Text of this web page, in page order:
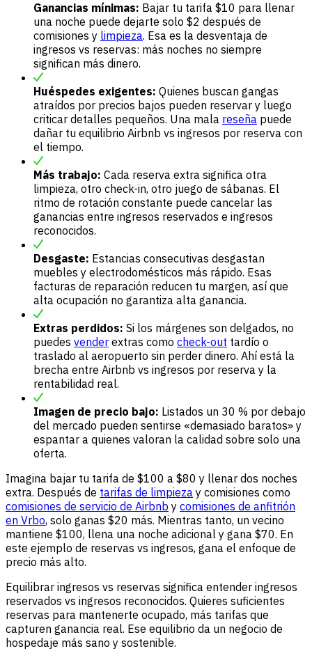
Ganancias mínimas: Bajar tu tarifa $10 para llenar
una noche puede dejarte solo $2 después de
comisiones y limpieza. Esa es la desventaja de
ingresos vs reservas: más noches no siempre
significan más dinero.
Huéspedes exigentes: Quienes buscan gangas
atraídos por precios bajos pueden reservar y luego
criticar detalles pequeños. Una mala reseña puede
dañar tu equilibrio Airbnb vs ingresos por reserva con
el tiempo.
Más trabajo: Cada reserva extra significa otra
limpieza, otro check-in, otro juego de sábanas. El
ritmo de rotación constante puede cancelar las
ganancias entre ingresos reservados e ingresos
reconocidos.
Desgaste: Estancias consecutivas desgastan
muebles y electrodomésticos más rápido. Esas
facturas de reparación reducen tu margen, así que
alta ocupación no garantiza alta ganancia.
Extras perdidos: Si los márgenes son delgados, no
puedes vender extras como check-out tardío o
traslado al aeropuerto sin perder dinero. Ahí está la
brecha entre Airbnb vs ingresos por reserva y la
rentabilidad real.
Imagen de precio bajo: Listados un 30 % por debajo
del mercado pueden sentirse «demasiado baratos» y
espantar a quienes valoran la calidad sobre solo una
oferta.
Imagina bajar tu tarifa de $100 a $80 y llenar dos noches
extra. Después de tarifas de limpieza y comisiones como
comisiones de servicio de Airbnb y comisiones de anfitrión
en Vrbo, solo ganas $20 más. Mientras tanto, un vecino
mantiene $100, llena una noche adicional y gana $70. En
este ejemplo de reservas vs ingresos, gana el enfoque de
precio más alto.
Equilibrar ingresos vs reservas significa entender ingresos
reservados vs ingresos reconocidos. Quieres suficientes
reservas para mantenerte ocupado, más tarifas que
capturen ganancia real. Ese equilibrio da un negocio de
hospedaje más sano y sostenible.